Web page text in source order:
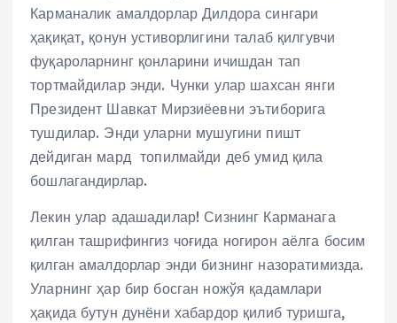
Карманалик амалдорлар Дилдора сингари
ҳақиқат, қонун устиворлигини талаб қилгувчи
фуқароларнинг қонларини ичишдан тап
тортмайдилар энди. Чунки улар шахсан янги
Президент Шавкат Мирзиёевни эътиборига
тушдилар. Энди уларни мушугини пишт
дейдиган мард топилмайди деб умид қила
бошлагандирлар.
Лекин улар адашадилар! Сизнинг Карманага
қилган ташрифингиз чоғида ногирон аёлга босим
қилган амалдорлар энди бизнинг назоратимизда.
Уларнинг ҳар бир босган ножўя қадамлари
ҳақида бутун дунёни хабардор қилиб туришга,